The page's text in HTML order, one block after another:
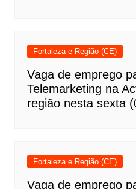
Fortaleza e Região (CE)
Vaga de emprego
Telemarketing na
região nesta sexta
Fortaleza e Região (CE)
Vaga de emprego